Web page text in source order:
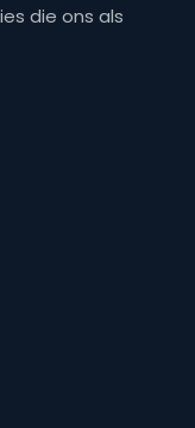
die ons als